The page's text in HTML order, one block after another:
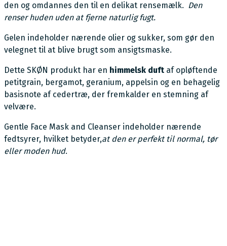
den og omdannes den til en delikat rensemælk. Den
renser huden uden at fjerne naturlig fugt.
Gelen indeholder nærende olier og sukker, som gør den
velegnet til at blive brugt som ansigtsmaske.
Dette SKØN produkt har en himmelsk duft af opløftende
petitgrain, bergamot, geranium, appelsin og en behagelig
basisnote af cedertræ, der fremkalder en stemning af
velvære.
Gentle Face Mask and Cleanser indeholder nærende
fedtsyrer, hvilket betyder,at den er perfekt til normal, tør
eller moden hud.